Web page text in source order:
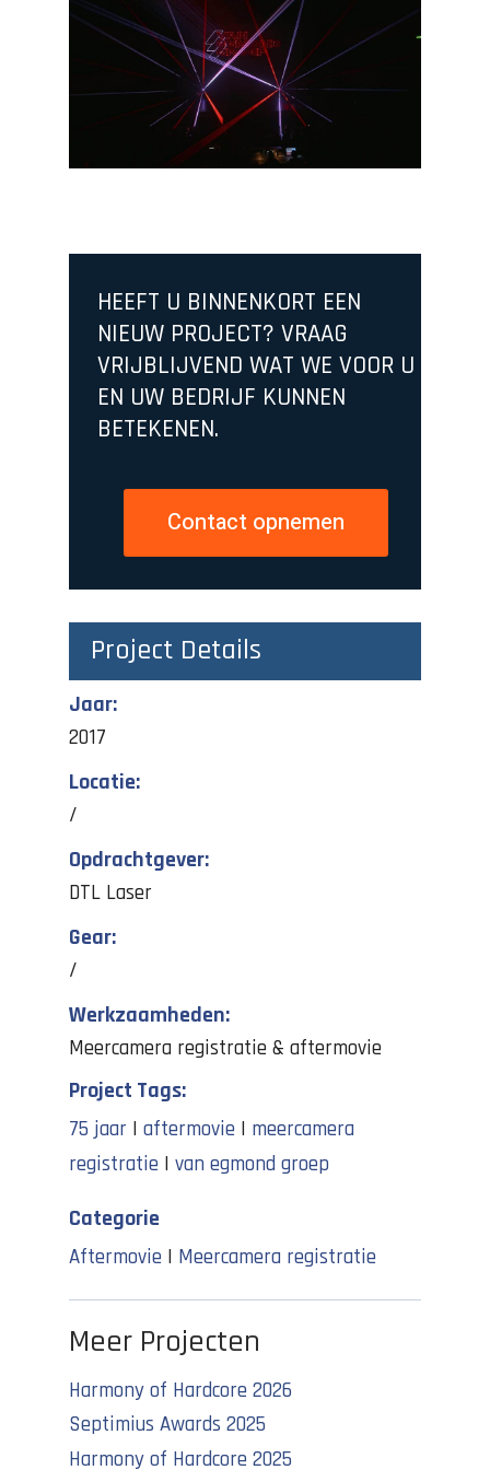
HEEFT U BINNENKORT EEN
NIEUW PROJECT? VRAAG
VRIJBLIJVEND WAT WE VOOR U
EN UW BEDRIJF KUNNEN
BETEKENEN.
Contact opnemen
Project Details
Jaar:
2017
Locatie:
/
Opdrachtgever:
DTL Laser
Gear:
/
Werkzaamheden:
Meercamera registratie & aftermovie
Project Tags:
75 jaar | aftermovie | meercamera
registratie | van egmond groep
Categorie
Aftermovie | Meercamera registratie
Meer Projecten
Harmony of Hardcore 2026
Septimius Awards 2025
Harmony of Hardcore 2025